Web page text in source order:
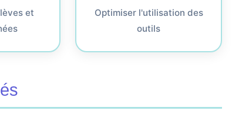
et
Optimiser l'utilisation des
outils